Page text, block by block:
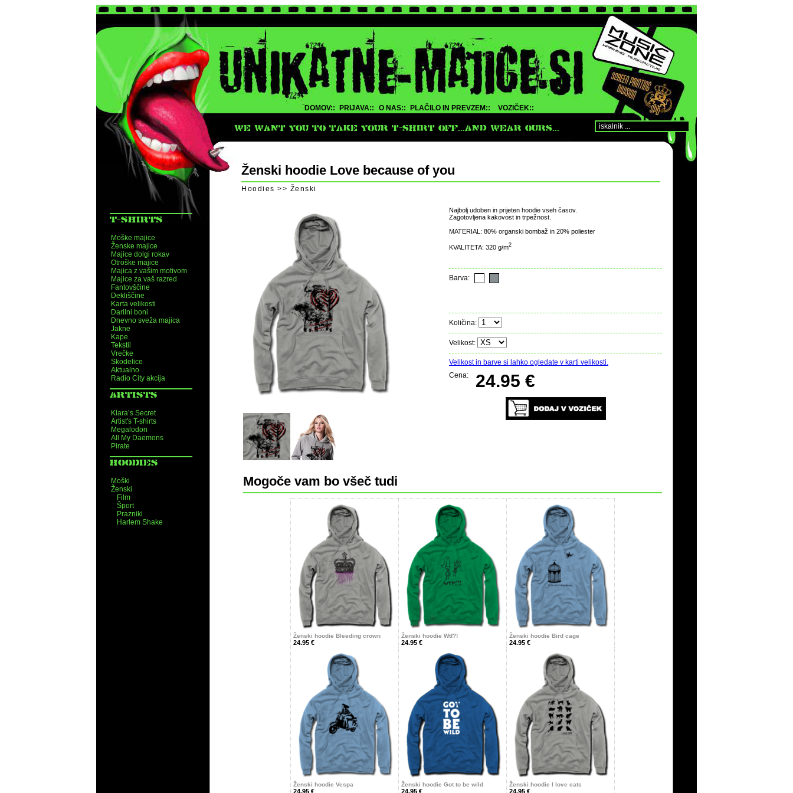
DOMOV:: PRIJAVA:: O NAS:: PLAČILO IN PREVZEM:: VOZIČEK::
WE WANT YOU TO TAKE YOUR T-SHIRT OFF...AND WEAR OURS...
T-SHIRTS
Moške majice
Ženske majice
Majice dolgi rokav
Otroške majice
Majica z vašim motivom
Majice za vaš razred
Fantovščine
Dekliščine
Karta velikosti
Darilni boni
Dnevno sveža majica
Jakne
Kape
Tekstil
Vrečke
Skodelice
Aktualno
Radio City akcija
ARTISTS
Klara’s Secret
Artist's T-shirts
Megalodon
All My Daemons
Pirate
HOODIES
Moški
Ženski
Film
Šport
Prazniki
Harlem Shake
Ženski hoodie Love because of you
Hoodies >> Ženski
Najbolj udoben in prijeten hoodie vseh časov.
Zagotovljena kakovost in trpežnost.
MATERIAL: 80% organski bombaž in 20% poliester
KVALITETA: 320 g/m2
Barva:
Količina:
Velikost:
Velikost in barve si lahko ogledate v karti velikosti.
Cena:
24.95 €
Mogoče vam bo všeč tudi
Ženski hoodie Bleeding crown
24.95 €
Ženski hoodie Wtf?!
24.95 €
Ženski hoodie Bird cage
24.95 €
Ženski hoodie Vespa
24.95 €
Ženski hoodie Got to be wild
24.95 €
Ženski hoodie I love cats
24.95 €